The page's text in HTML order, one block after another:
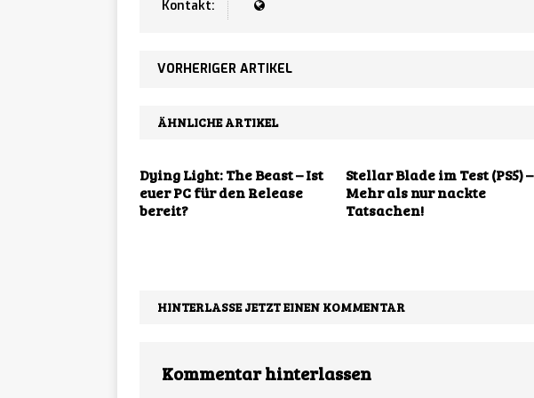
allen Konsolen und PC veröffentlicht
Kontakt:
VORHERIGER ARTIKEL
ÄHNLICHE ARTIKEL
Dying Light: The Beast – Ist
euer PC für den Release
bereit?
Stellar Blade im Test (PS5) –
Mehr als nur nackte
Tatsachen!
HINTERLASSE JETZT EINEN KOMMENTAR
Kommentar hinterlassen